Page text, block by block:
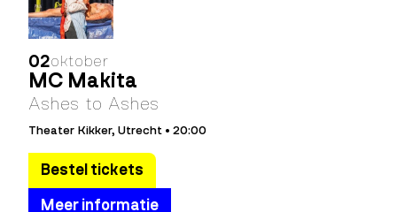
02oktober
MC Makita
Ashes to Ashes
Theater Kikker, Utrecht • 20:00
Bestel tickets
Meer informatie